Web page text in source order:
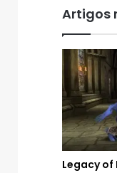
Artigos
Legacy of